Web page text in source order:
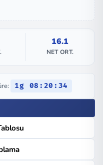
16.1
NET ORT.
1g 08:20:34